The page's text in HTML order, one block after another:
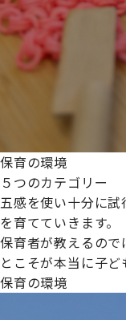
保育の環境
５つのカテゴリー
五感を使い十分に
を育てていきます。
保育者が教えるの
とこそが本当に子ど
保育の環境